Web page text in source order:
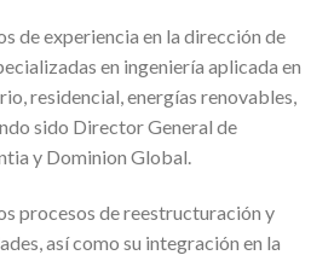
de experiencia en la dirección de
en ingeniería aplicada en
residencial, energías renovables,
sido Director General de
y Dominion Global.
procesos de reestructuración y
así como su integración en la